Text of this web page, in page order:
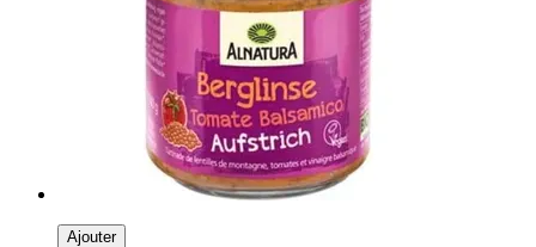
Ajouter